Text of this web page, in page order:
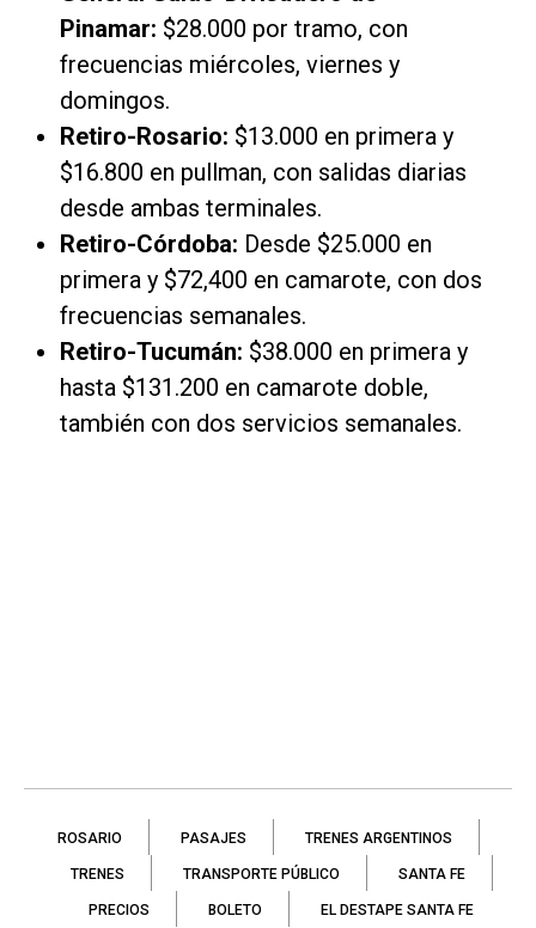
Pinamar: $28.000 por tramo, con
frecuencias miércoles, viernes y
domingos.
Retiro-Rosario: $13.000 en primera y
$16.800 en pullman, con salidas diarias
desde ambas terminales.
Retiro-Córdoba: Desde $25.000 en
primera y $72,400 en camarote, con dos
frecuencias semanales.
Retiro-Tucumán: $38.000 en primera y
hasta $131.200 en camarote doble,
también con dos servicios semanales.
ROSARIO PASAJES TRENES ARGENTINOS
TRENES TRANSPORTE PÚBLICO SANTA FE
PRECIOS BOLETO EL DESTAPE SANTA FE